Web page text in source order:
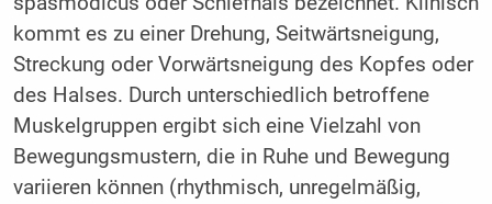
kommt es zu einer Drehung, Seitwärtsneigung,
Streckung oder Vorwärtsneigung des Kopfes oder
des Halses. Durch unterschiedlich betroffene
Muskelgruppen ergibt sich eine Vielzahl von
Bewegungsmustern, die in Ruhe und Bewegung
variieren können (rhythmisch, unregelmäßig,